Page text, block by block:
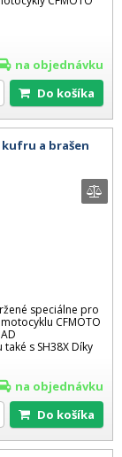
na objednávku
Do košíka
kufru a brašen
speciálne pro
CFMOTO
s SH38X Díky
na objednávku
Do košíka